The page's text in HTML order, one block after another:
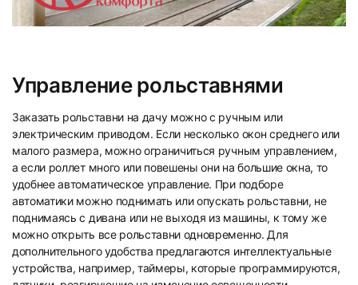
Управление рольставнями
Заказать рольставни на дачу можно с ручным или
электрическим приводом. Если несколько окон среднего или
малого размера, можно ограничиться ручным управлением,
а если роллет много или повешены они на большие окна, то
удобнее автоматическое управление. При подборе
автоматики можно поднимать или опускать рольставни, не
поднимаясь с дивана или не выходя из машины, к тому же
можно открыть все рольставни одновременно. Для
дополнительного удобства предлагаются интеллектуальные
устройства, например, таймеры, которые программируются,